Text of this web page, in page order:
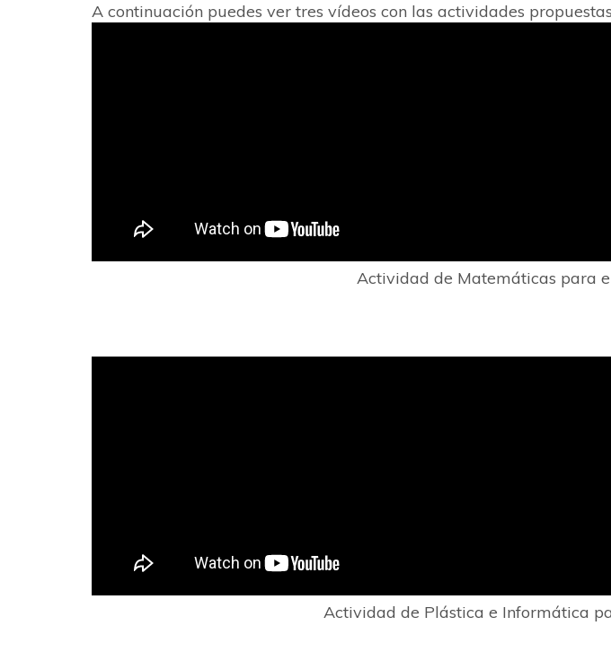
A continuación puedes ver tres vídeos con las actividades
Actividad de Matemáticas para
Actividad de Plástica e Informática